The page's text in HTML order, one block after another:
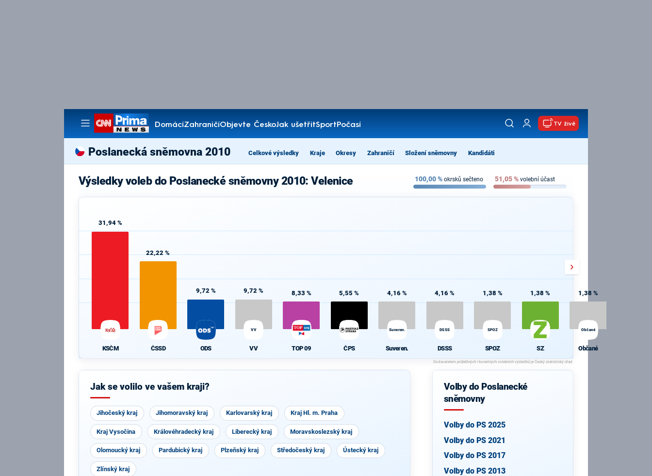
DomácíZahraničíObjevte ČeskoJak ušetřitSportPočasí
Pořady
TV živě
Poslanecká sněmovna 2010 Celkové výsledky Kraje Okresy Zahraničí Složení sněmovny Kandidáti
Výsledky voleb do Poslanecké sněmovny 2010: Velenice 100,00% okrsků sečteno 51,05% volební účast
31,94 %
KSČM
22,22 %
ČSSD
9,72 %
ODS
9,72 %
VV
VV
8,33 %
TOP 09
5,55 %
ČPS
4,16 %
Suveren.
Suveren.
4,16 %
DSSS
DSSS
1,38 %
SPOZ
SPOZ
1,38 %
SZ
1,38 %
Občané
Občané
Jak se volilo ve vašem kraji?
Jihočeský kraj Jihomoravský kraj Karlovarský kraj Kraj Hl. m. Praha
Kraj Vysočina Královéhradecký kraj Liberecký kraj Moravskoslezský kraj
Olomoucký kraj Pardubický kraj Plzeňský kraj Středočeský kraj Ústecký kraj
Zlínský kraj
Volby do Poslanecké
sněmovny
Volby do PS 2025
Volby do PS 2021
Volby do PS 2017
Volby do PS 2013